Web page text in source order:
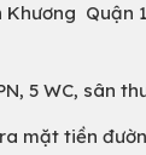
Khương Quận
5 WC, sân
mặt tiền